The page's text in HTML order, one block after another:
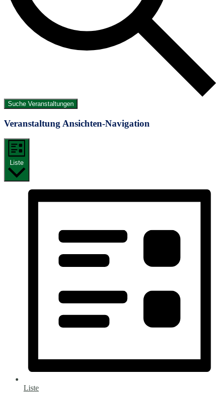
Suche Veranstaltungen
Veranstaltung Ansichten-Navigation
Liste
Liste